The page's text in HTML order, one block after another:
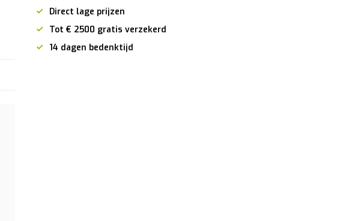
Direct lage prijzen
Tot € 2500 gratis verzekerd
14 dagen bedenktijd